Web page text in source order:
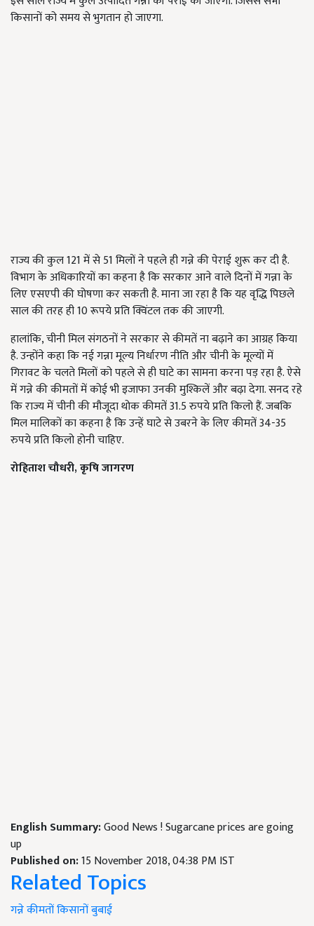
किसानों को समय से भुगतान हो जाएगा.
राज्य की कुल 121 में से 51 मिलों ने पहले ही गन्ने की पेराई शुरू कर दी है.
विभाग के अधिकारियों का कहना है कि सरकार आने वाले दिनों में गन्ना के
लिए एसएपी की घोषणा कर सकती है. माना जा रहा है कि यह वृद्धि पिछले
साल की तरह ही 10 रूपये प्रति क्विंटल तक की जाएगी.
हालांकि, चीनी मिल संगठनों ने सरकार से कीमतें ना बढ़ाने का आग्रह किया
है. उन्होंने कहा कि नई गन्ना मूल्य निर्धारण नीति और चीनी के मूल्यों में
गिरावट के चलते मिलों को पहले से ही घाटे का सामना करना पड़ रहा है. ऐसे
में गन्ने की कीमतों में कोई भी इजाफा उनकी मुश्किलें और बढ़ा देगा. सनद रहे
कि राज्य में चीनी की मौजूदा थोक कीमतें 31.5 रुपये प्रति किलो हैं. जबकि
मिल मालिकों का कहना है कि उन्हें घाटे से उबरने के लिए कीमतें 34-35
रुपये प्रति किलो होनी चाहिए.
रोहिताश चौधरी, कृषि जागरण
English Summary:Good News ! Sugarcane prices are going
up
Published on:15 November 2018, 04:38 PM IST
Related Topics
गन्नेकीमतोंकिसानोंबुबाई